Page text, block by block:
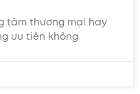
tâm thương mại hay
ưu tiên không